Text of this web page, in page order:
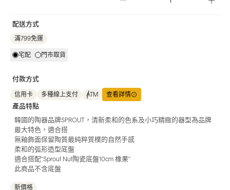
配送方式
滿799免運
宅配 門市取貨
付款方式
信用卡 多種線上支付 ATM 查看詳情
產品特點
韓國的陶器品牌SPROUT，清新柔和的色系及小巧精緻的器型為品牌
最大特色，適合搭
無釉飾面保留陶質最純粹質樸的自然手感
柔和的弧形造型底盤
適合搭配"Sprout Nut陶瓷底盤10cm 橡果"
此商品不含底盤
新價格